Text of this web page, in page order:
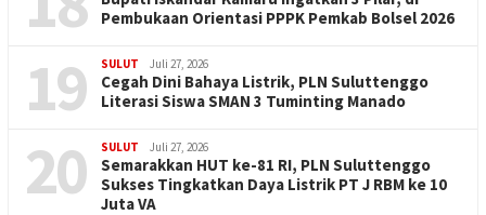
Pembukaan Orientasi PPPK Pemkab Bolsel 2026
19 SULUT Juli 27, 2026
Cegah Dini Bahaya Listrik, PLN Suluttenggo
Literasi Siswa SMAN 3 Tuminting Manado
20 SULUT Juli 27, 2026
Semarakkan HUT ke-81 RI, PLN Suluttenggo
Sukses Tingkatkan Daya Listrik PT J RBM ke 10
Juta VA